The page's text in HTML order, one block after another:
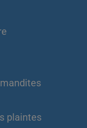
plaintes